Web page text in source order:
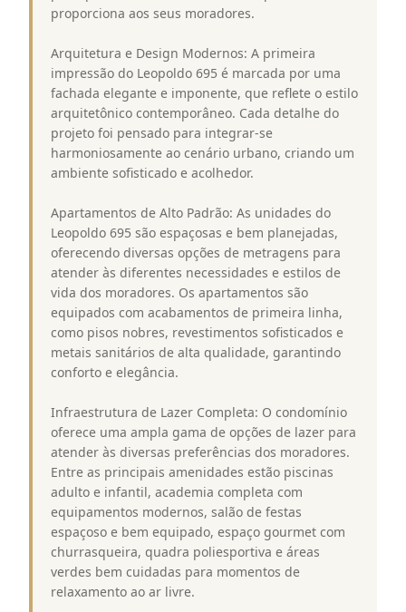
proporciona aos seus moradores.
Arquitetura e Design Modernos: A primeira
impressão do Leopoldo 695 é marcada por uma
fachada elegante e imponente, que reflete o estilo
arquitetônico contemporâneo. Cada detalhe do
projeto foi pensado para integrar-se
harmoniosamente ao cenário urbano, criando um
ambiente sofisticado e acolhedor.
Apartamentos de Alto Padrão: As unidades do
Leopoldo 695 são espaçosas e bem planejadas,
oferecendo diversas opções de metragens para
atender às diferentes necessidades e estilos de
vida dos moradores. Os apartamentos são
equipados com acabamentos de primeira linha,
como pisos nobres, revestimentos sofisticados e
metais sanitários de alta qualidade, garantindo
conforto e elegância.
Infraestrutura de Lazer Completa: O condomínio
oferece uma ampla gama de opções de lazer para
atender às diversas preferências dos moradores.
Entre as principais amenidades estão piscinas
adulto e infantil, academia completa com
equipamentos modernos, salão de festas
espaçoso e bem equipado, espaço gourmet com
churrasqueira, quadra poliesportiva e áreas
verdes bem cuidadas para momentos de
relaxamento ao ar livre.